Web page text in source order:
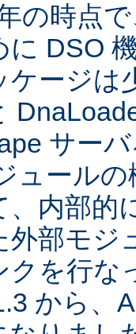
の時点
に DSO
ケージは
サーバ
ュール
、内部的
外部モジ
クを行な
から、